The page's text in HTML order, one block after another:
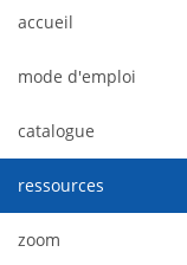
accueil
mode d'emploi
catalogue
ressources
zoom